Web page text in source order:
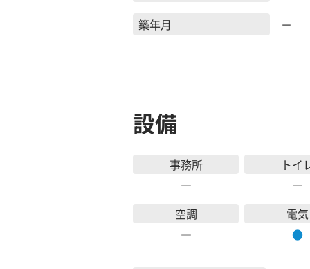
築年月
－
設備
事務所
―
トイ
―
空調
―
電気
●